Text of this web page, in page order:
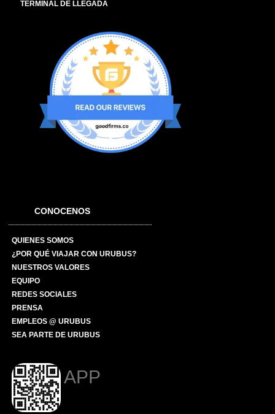
TERMINAL DE LLEGADA
CONOCENOS
QUIENES SOMOS
¿POR QUÉ VIAJAR CON URUBUS?
NUESTROS VALORES
EQUIPO
REDES SOCIALES
PRENSA
EMPLEOS @ URUBUS
SEA PARTE DE URUBUS
APP